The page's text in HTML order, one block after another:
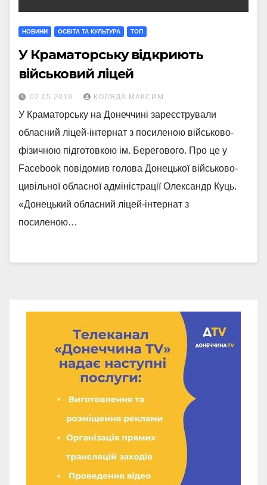
НОВИНИ ОСВІТА ТА КУЛЬТУРА ТОП
У Краматорську відкриють
військовий ліцей
02.05.2019 КОЛЯДА МАКСИМ
У Краматорську на Донеччині зареєстрували
обласний ліцей-інтернат з посиленою військово-
фізичною підготовкою ім. Берегового. Про це у
Facebook повідомив голова Донецької військово-
цивільної обласної адміністрації Олександр Куць.
«Донецький обласний ліцей-інтернат з
посиленою…